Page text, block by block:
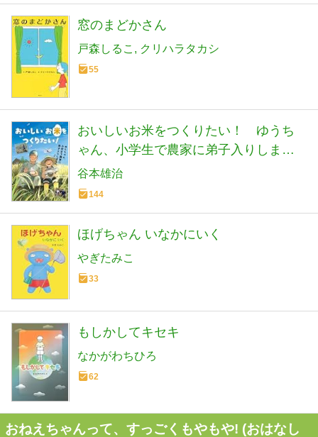
窓のまどかさん
戸森しるこ クリハラタカシ
55
おいしいお米をつくりたい！ ゆうち
ゃん、小学生で農家に弟子入りしまし
た
谷本雄治
144
ほげちゃん いなかにいく
やぎたみこ
33
もしかしてキセキ
なかがわちひろ
62
おねえちゃんって、すっごくもやもや! (おはなし